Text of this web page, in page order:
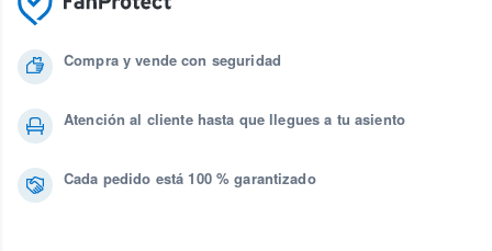
Compra y vende con seguridad
Atención al cliente hasta que llegues a tu asiento
Cada pedido está 100 % garantizado